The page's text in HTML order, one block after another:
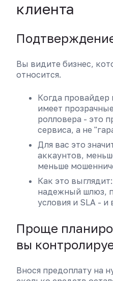
клиента
Вы видите бизнес,
относится.
Когда провайдер
имеет
ролловера - это
сервиса, а не
Для вас это
аккаунтов,
меньше
Как это
надежный шлюз,
условия и SLA - и
Проще
вы
Внося предоплату на